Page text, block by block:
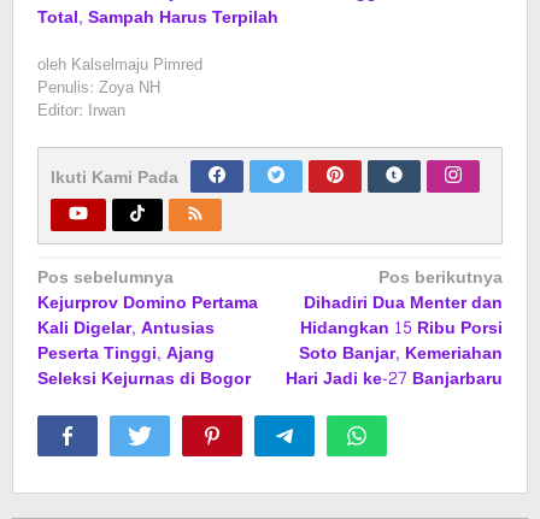
Total, Sampah Harus Terpilah
oleh Kalselmaju Pimred
Penulis: Zoya NH
Editor: Irwan
Ikuti Kami Pada
Navigasi
pos
Pos sebelumnya
Kejurprov Domino Pertama
Kali Digelar, Antusias
Peserta Tinggi, Ajang
Seleksi Kejurnas di Bogor
Pos berikutnya
Dihadiri Dua Menter dan
Hidangkan 15 Ribu Porsi
Soto Banjar, Kemeriahan
Hari Jadi ke-27 Banjarbaru